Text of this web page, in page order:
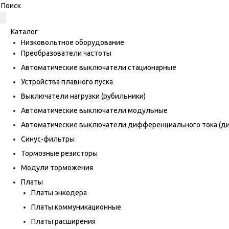
Каталог
Низковольтное оборудование
Преобразователи частоты
Автоматические выключатели стационарные
Устройства плавного пуска
Выключатели нагрузки (рубильники)
Автоматические выключатели модульные
Автоматические выключатели дифференциального тока
Синус-фильтры
Тормозные резисторы
Модули торможения
Платы
Платы энкодера
Платы коммуникационные
Платы расширения